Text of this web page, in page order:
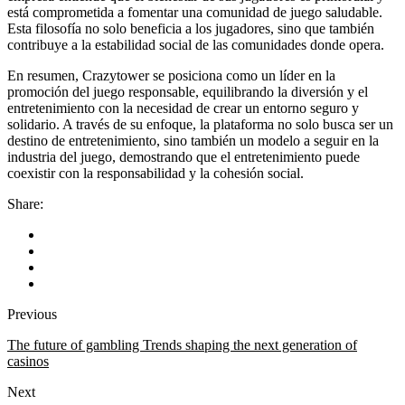
está comprometida a fomentar una comunidad de juego saludable.
Esta filosofía no solo beneficia a los jugadores, sino que también
contribuye a la estabilidad social de las comunidades donde opera.
En resumen, Crazytower se posiciona como un líder en la
promoción del juego responsable, equilibrando la diversión y el
entretenimiento con la necesidad de crear un entorno seguro y
solidario. A través de su enfoque, la plataforma no solo busca ser un
destino de entretenimiento, sino también un modelo a seguir en la
industria del juego, demostrando que el entretenimiento puede
coexistir con la responsabilidad y la cohesión social.
Share:
Previous
The future of gambling Trends shaping the next generation of
casinos
Next